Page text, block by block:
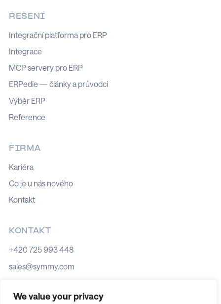
We value your privacy
ŘEŠENÍ
Integrační platforma pro ERP
Integrace
MCP servery pro ERP
ERPedie — články a průvodci
Výběr ERP
Reference
FIRMA
Kariéra
Co je u nás nového
Kontakt
KONTAKT
+420 725 993 448
sales@symmy.com